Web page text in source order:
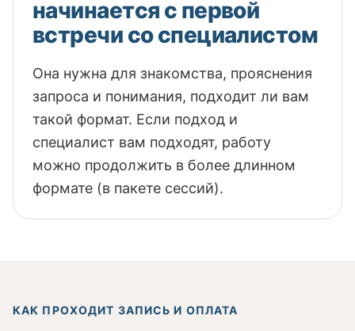
начинается с первой
встречи со специалистом
Она нужна для знакомства, прояснения
запроса и понимания, подходит ли вам
такой формат. Если подход и
специалист вам подходят, работу
можно продолжить в более длинном
формате (в пакете сессий).
КАК ПРОХОДИТ ЗАПИСЬ И ОПЛАТА